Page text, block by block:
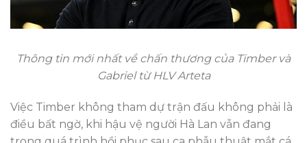
Thông tin mới nhất về chấn thương của Timber và
Gabriel từ HLV Arteta
Việc Timber không tham dự trận đấu không phải là
điều bất ngờ, khi hậu vệ người Hà Lan vẫn đang